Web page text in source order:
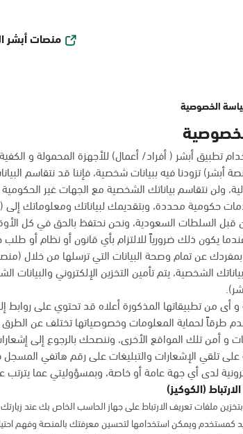
منصات أبشر
الخصوصية
تطبيق أبشر ( أفراد/ أعمال) للأجهزة المحمولة و الكفية
أبشر) تزودنا فيه ببيانات شخصية، فإننا قد نتقاسم
ولن نتقاسم بياناتك الشخصية مع الجهات غير
حكومية محددة، وبتقديمك لبياناتك ومعلوماتك
قبل السلطات السعودية، ونحن نحتفظ بالحق في كل
يكون ذلك ضرورياً للالتزام بأي قانون أو نظام أو
عن تمام وصحة البيانات التي ترسلها من خلال
الشخصية، يتم تأمين التخزين الإلكتروني والبيانات
أى من تطبيقاتها المذكورة أعلاه قد تحتوي على روابط
طرقاً لحماية المعلومات وخصوصياتها تختلف عن
أمن تلك المواقع الأخرى، وننصحك بالرجوع إلى
على تلقي الإشعارات والتبليغات على رقم هاتفي
لدى أي جهة عامة أو خاصة، وبمسؤوليتي عما
(الكوكيز)
ملفات تعريف الارتباط على جهاز الحاسب الخاص بك عند
كمستخدم ويمكن استخدامها لتحسين معرفتك بالمنصة وفهم